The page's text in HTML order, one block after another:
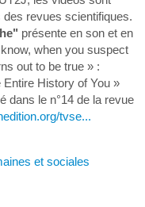
des revues scientifiques.
présente en son et en
when you suspect
out to be true » :
Entire History of You »
dans le n°14 de la revue
tvse...
et sociales